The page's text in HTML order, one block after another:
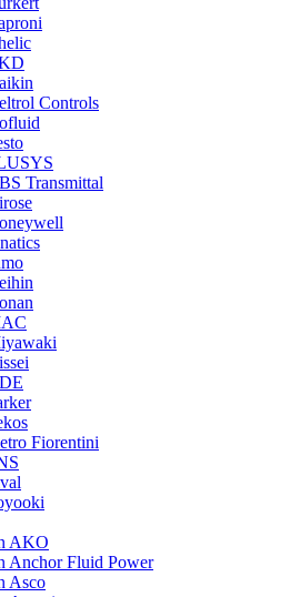
Controls
Transmittal
Fiorentini
AKO
Anchor Fluid Power
Asco